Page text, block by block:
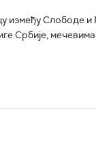
између Слободе
Србије,